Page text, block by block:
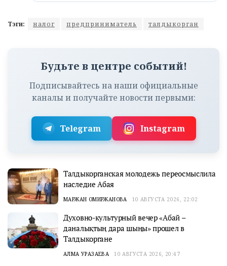
Тэги: налог предприниматель талдыкорган
Будьте в центре событий!
Подписывайтесь на наши официальные
каналы и получайте новости первыми:
Telegram Instagram
Талдыкорганская молодежь переосмыслила
наследие Абая
МАРЖАН ОМИРЖАНОВА 10 АВГУСТА 2026, 22:02
Духовно-культурный вечер «Абай –
даналықтың дара шыңы» прошел в
Талдыкоргане
АЛМА УРАЗАЕВА 10 АВГУСТА 2026, 20:47